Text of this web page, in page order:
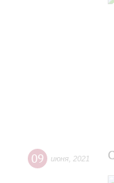
09 июня 2021